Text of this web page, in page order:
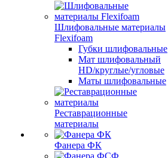
Шлифовальные материалы
Flexifoam
Губки шлифовальные
Мат шлифовальный
HD/круглые/угловые
Маты шлифовальные
Реставрационные
материалы
Фанера ФК